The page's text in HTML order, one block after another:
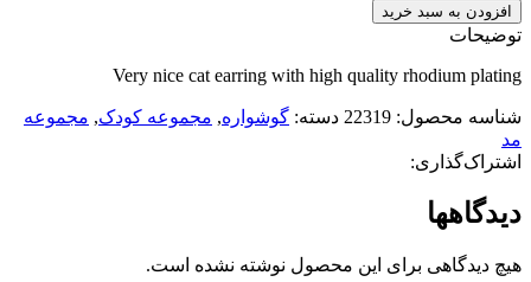
افزودن به سبد خرید
توضیحات
Very nice cat earring with high quality rhodium plating
شناسه محصول: 22319 دسته: گوشواره, مجموعه کودک, مجموعه
مد
اشتراک‌گذاری:
دیدگاهها
هیچ دیدگاهی برای این محصول نوشته نشده است.